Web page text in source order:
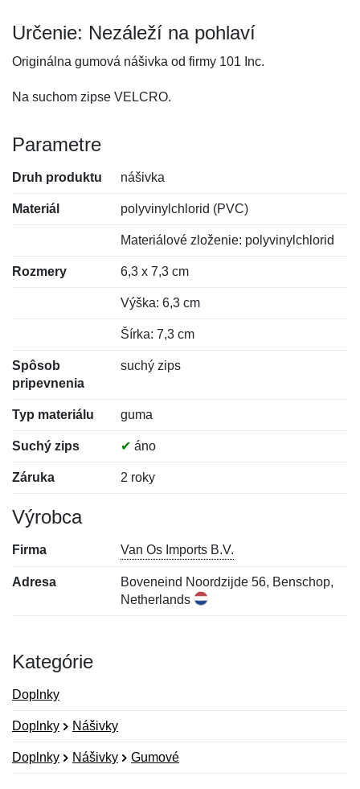
Určenie: Nezáleží na pohlaví
Originálna gumová nášivka od firmy 101 Inc.
Na suchom zipse VELCRO.
Parametre
Druh produktu nášivka
Materiál polyvinylchlorid (PVC)
Materiálové zloženie: polyvinylchlorid
Rozmery 6,3 x 7,3 cm
Výška: 6,3 cm
Šírka: 7,3 cm
Spôsob
pripevnenia
suchý zips
Typ materiálu guma
Suchý zips ✔ áno
Záruka 2 roky
Výrobca
Firma Van Os Imports B.V.
Adresa
Boveneind Noordzijde 56, Benschop,
Netherlands
Kategórie
Doplnky
Doplnky Nášivky
Doplnky Nášivky Gumové